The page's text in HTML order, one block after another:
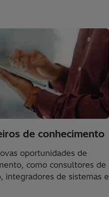
de conhecimento
oportunidades de
como consultores de
integradores de sistemas e